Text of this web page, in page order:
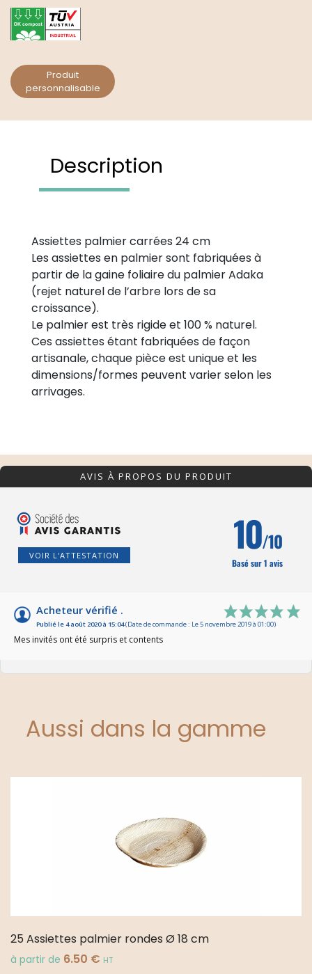
Produit
personnalisable
Description
Assiettes palmier carrées 24 cm
Les assiettes en palmier sont fabriquées à
partir de la gaine foliaire du palmier Adaka
(rejet naturel de l’arbre lors de sa
croissance).
Le palmier est très rigide et 100 % naturel.
Ces assiettes étant fabriquées de façon
artisanale, chaque pièce est unique et les
dimensions/formes peuvent varier selon les
arrivages.
AVIS À PROPOS DU PRODUIT
VOIR L'ATTESTATION 10/10
Basé sur 1 avis
Acheteur vérifié .
Publié le 4 août 2020 à 15:04(Date de commande : Le 5 novembre 2019 à 01:00)
Mes invités ont été surpris et contents
Aussi dans la gamme
25 Assiettes palmier rondes Ø 18 cm
à partir de 6.50 € HT